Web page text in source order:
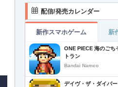
配信/発売カレンダー
新作スマホゲーム 新
ONE PIECE 海のごち
トラン
Bandai Namco
デイヴ・ザ・ダイバー